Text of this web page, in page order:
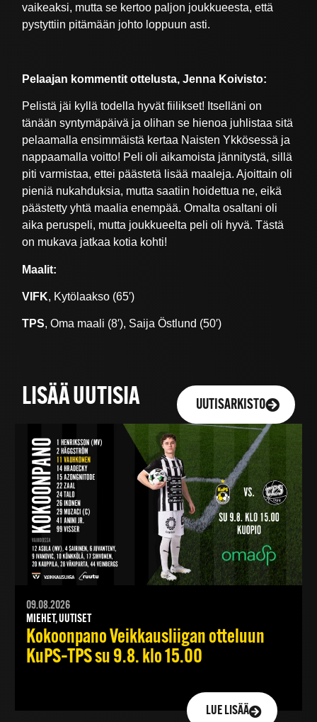
vaikeaksi, mutta se kertoo paljon joukkueesta, että
pystyttiin pitämään johto loppuun asti.
Pelaajan kommentit ottelusta, Jenna Koivisto:
Pelistä jäi kyllä todella hyvät fiilikset! Itselläni on
tänään syntymäpäivä ja olihan se hienoa juhlistaa sitä
pelaamalla ensimmäistä kertaa Naisten Ykkösessä ja
nappaamalla voitto! Peli oli aikamoista jännitystä, sillä
piti varmistaa, ettei päästetä lisää maaleja. Ajoittain oli
pieniä nukahduksia, mutta saatiin hoidettua ne, eikä
päästetty yhtä maalia enempää. Omalta osaltani oli
aika peruspeli, mutta joukkueelta peli oli hyvä. Tästä
on mukava jatkaa kotia kohti!
Maalit:
VIFK, Kytölaakso (65′)
TPS, Oma maali (8′), Saija Östlund (50′)
LISÄÄ UUTISIA UUTISARKISTO
09.08.2026
MIEHET, UUTISET
Kokoonpano Veikkausliigan otteluun
KuPS–TPS su 9.8. klo 15.00
LUE LISÄÄ